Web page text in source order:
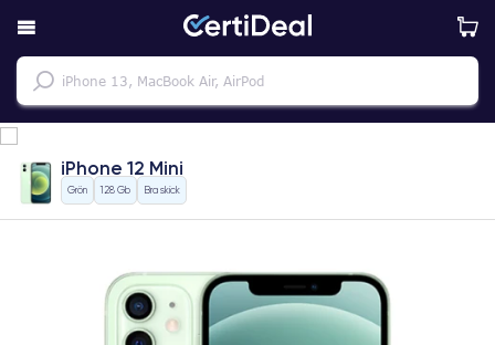
iPhone 12 Mini
Grön 128 Gb Bra skick